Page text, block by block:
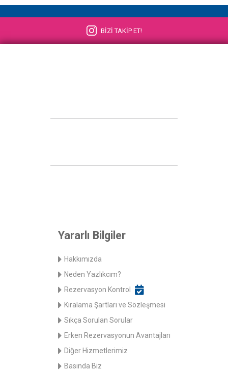
BİZİ TAKİP ET!
Yararlı Bilgiler
Hakkımızda
Neden Yazlıkcım?
Rezervasyon Kontrol
Kiralama Şartları ve Sözleşmesi
Sıkça Sorulan Sorular
Erken Rezervasyonun Avantajları
Diğer Hizmetlerimiz
Basında Biz